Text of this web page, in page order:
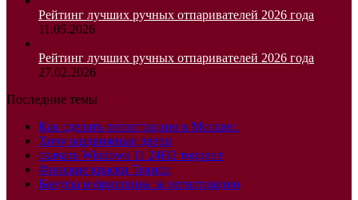
Рейтинг лучших ручных отпаривателей 2026 года
11.05.2026
Рейтинг лучших ручных отпаривателей 2026 года
27.02.2026
Последние темы
Как сделать регистрацию в Москве:.
Хочу раздвижные двери
скачать Windows 11 24H2 торрент
Финские краски Текнос
Бонусы и фриспины за регистрацию